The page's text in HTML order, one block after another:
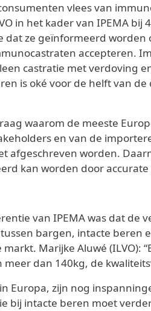
vlees van
in het kader van IPEMA bij
ze geïnformeerd
accepteren.
castratie met verdoving
is oké voor de helft van
waarom de meeste
en van de
worden.
kan worden door
van IPEMA was dat
bargen, intacte
Marijke Aluwé (ILVO):
dan 140kg, de
Europa, zijn nog
bij intacte beren moet